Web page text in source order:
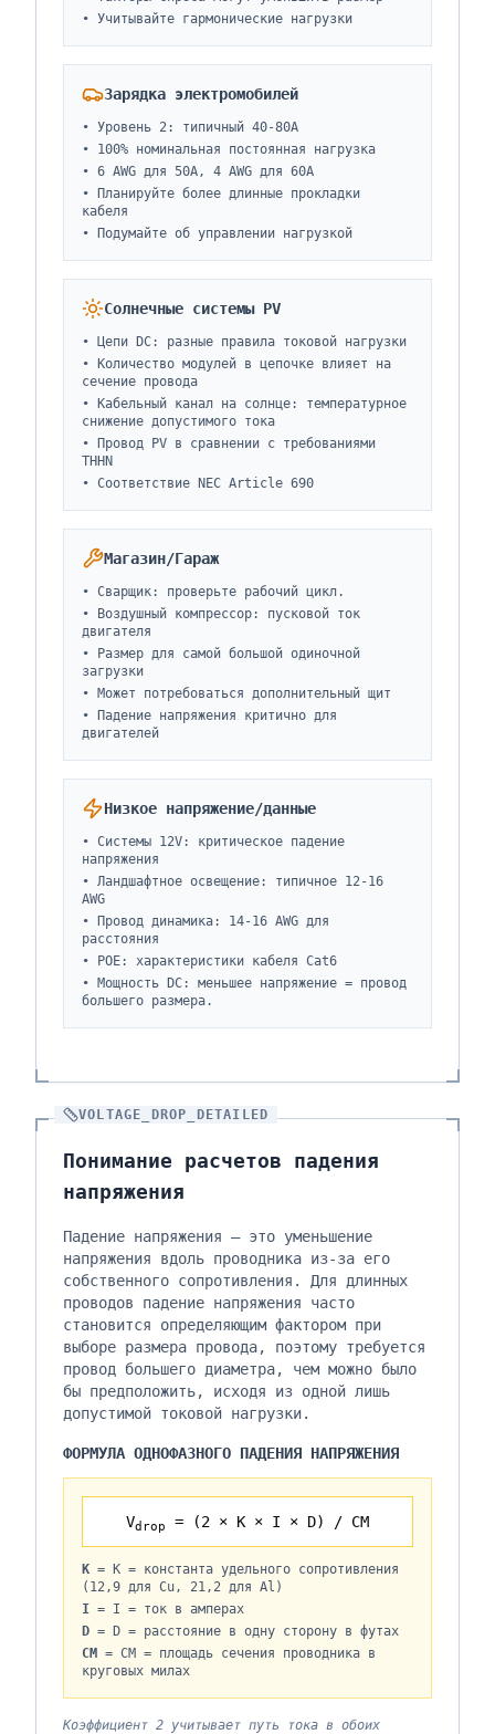
• Учитывайте гармонические нагрузки
Зарядка электромобилей
• Уровень 2: типичный 40-80A
• 100% номинальная постоянная нагрузка
• 6 AWG для 50A, 4 AWG для 60A
•
Планируйте более длинные прокладки
кабеля
•
Подумайте об управлении нагрузкой
Солнечные системы PV
• Цепи DC: разные правила токовой нагрузки
•
Количество модулей в цепочке влияет на
сечение провода
•
Кабельный канал на солнце: температурное
снижение допустимого тока
•
Провод PV в сравнении с требованиями
THHN
• Соответствие NEC Article 690
Магазин/Гараж
• Сварщик: проверьте рабочий цикл.
•
Воздушный компрессор: пусковой ток
двигателя
•
Размер для самой большой одиночной
загрузки
• Может потребоваться дополнительный щит
•
Падение напряжения критично для
двигателей
Низкое напряжение/данные
• Системы 12V: критическое падение
напряжения
• Ландшафтное освещение: типичное 12-16
AWG
•
Провод динамика: 14-16 AWG для
расстояния
•
POE: характеристики кабеля Cat6
• Мощность DC: меньшее напряжение = провод
большего размера.
VOLTAGE_DROP_DETAILED
Понимание расчетов падения
напряжения
Падение напряжения — это уменьшение
напряжения вдоль проводника из-за его
собственного сопротивления. Для длинных
проводов падение напряжения часто
становится определяющим фактором при
выборе размера провода, поэтому требуется
провод большего диаметра, чем можно было
бы предположить, исходя из одной лишь
допустимой токовой нагрузки.
ФОРМУЛА ОДНОФАЗНОГО ПАДЕНИЯ НАПРЯЖЕНИЯ
Vdrop = (2 × K × I × D) / CM
K =
K = константа удельного сопротивления
(12,9 для Cu, 21,2 для Al)
I = I = ток в амперах
D =
D = расстояние в одну сторону в футах
CM = CM = площадь сечения проводника в
круговых милах
Коэффициент 2 учитывает путь тока в обоих